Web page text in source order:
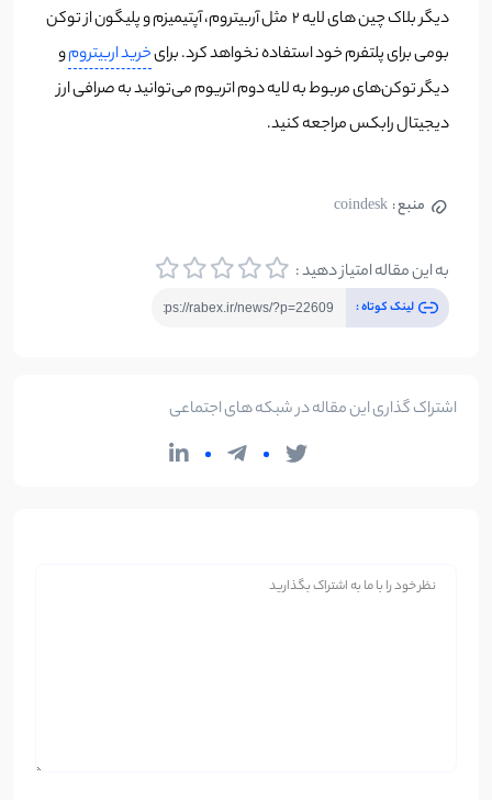
دیگر بلاک چین های لایه 2 مثل آربیتروم، آپتیمیزم و پلیگون از توکن
بومی برای پلتفرم خود استفاده نخواهد کرد. برایخرید اربیترومو
دیگر توکن‌های مربوط به لایه دوم اتریوم می‌توانید به صرافی ارز
دیجیتال رابکس مراجعه کنید.
منبع : coindesk
به این مقاله امتیاز دهید :
لینک کوتاه :
اشتراک گذاری این مقاله در شبکه های اجتماعی